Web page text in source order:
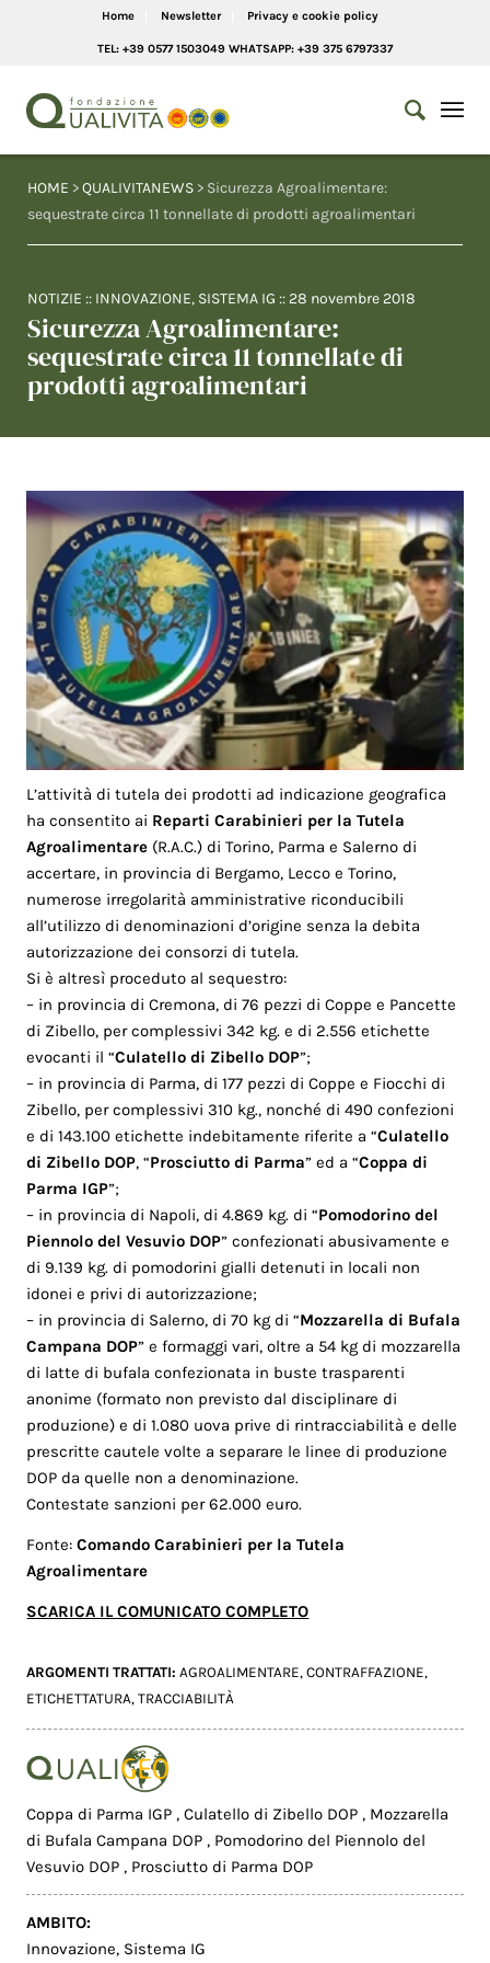
Home Newsletter Privacy e cookie policy
TEL: +39 0577 1503049 WHATSAPP: +39 375 6797337
HOME >QUALIVITANEWS > Sicurezza Agroalimentare:
sequestrate circa 11 tonnellate di prodotti agroalimentari
NOTIZIE :: INNOVAZIONE, SISTEMA IG :: 28 novembre 2018
Sicurezza Agroalimentare:
sequestrate circa 11 tonnellate di
prodotti agroalimentari
L’attività di tutela dei prodotti ad indicazione geografica
ha consentito ai Reparti Carabinieri per la Tutela
Agroalimentare (R.A.C.) di Torino, Parma e Salerno di
accertare, in provincia di Bergamo, Lecco e Torino,
numerose irregolarità amministrative riconducibili
all’utilizzo di denominazioni d’origine senza la debita
autorizzazione dei consorzi di tutela.
Si è altresì proceduto al sequestro:
– in provincia di Cremona, di 76 pezzi di Coppe e Pancette
di Zibello, per complessivi 342 kg. e di 2.556 etichette
evocanti il “Culatello di Zibello DOP”;
– in provincia di Parma, di 177 pezzi di Coppe e Fiocchi di
Zibello, per complessivi 310 kg., nonché di 490 confezioni
e di 143.100 etichette indebitamente riferite a “Culatello
di Zibello DOP, “Prosciutto di Parma” ed a “Coppa di
Parma IGP”;
– in provincia di Napoli, di 4.869 kg. di “Pomodorino del
Piennolo del Vesuvio DOP” confezionati abusivamente e
di 9.139 kg. di pomodorini gialli detenuti in locali non
idonei e privi di autorizzazione;
– in provincia di Salerno, di 70 kg di “Mozzarella di Bufala
Campana DOP” e formaggi vari, oltre a 54 kg di mozzarella
di latte di bufala confezionata in buste trasparenti
anonime (formato non previsto dal disciplinare di
produzione) e di 1.080 uova prive di rintracciabilità e delle
prescritte cautele volte a separare le linee di produzione
DOP da quelle non a denominazione.
Contestate sanzioni per 62.000 euro.
Fonte:Comando Carabinieri per la Tutela
Agroalimentare
SCARICA IL COMUNICATO COMPLETO
ARGOMENTI TRATTATI:AGROALIMENTARE,CONTRAFFAZIONE,
ETICHETTATURA,TRACCIABILITÀ
Coppa di Parma IGP,Culatello di Zibello DOP, Mozzarella
di Bufala Campana DOP, Pomodorino del Piennolo del
Vesuvio DOP, Prosciutto di Parma DOP
AMBITO:
Innovazione, Sistema IG